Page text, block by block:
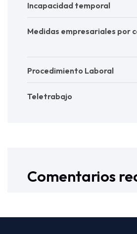
Incapacidad temporal
Medidas empresariales por
Procedimiento Laboral
Teletrabajo
Comentarios